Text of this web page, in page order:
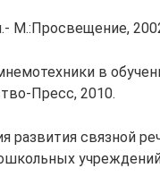
М.:Просвещение,
в
Пресс, 2010.
развития связной